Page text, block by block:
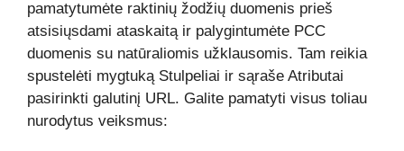
pamatytumėte raktinių žodžių duomenis prieš
atsisiųsdami ataskaitą ir palygintumėte PCC
duomenis su natūraliomis užklausomis. Tam reikia
spustelėti mygtuką Stulpeliai ir sąraše Atributai
pasirinkti galutinį URL. Galite pamatyti visus toliau
nurodytus veiksmus: